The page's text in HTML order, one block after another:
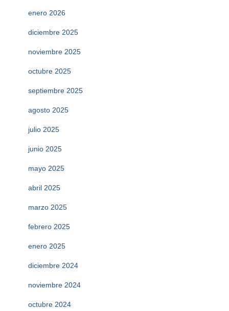
enero 2026
diciembre 2025
noviembre 2025
octubre 2025
septiembre 2025
agosto 2025
julio 2025
junio 2025
mayo 2025
abril 2025
marzo 2025
febrero 2025
enero 2025
diciembre 2024
noviembre 2024
octubre 2024